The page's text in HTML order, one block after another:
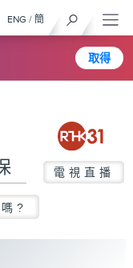
取得
ENG / 簡
電視直播
?